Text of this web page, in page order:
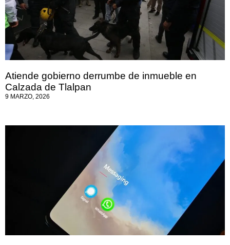
Atiende gobierno derrumbe de inmueble en
Calzada de Tlalpan
9 MARZO, 2026